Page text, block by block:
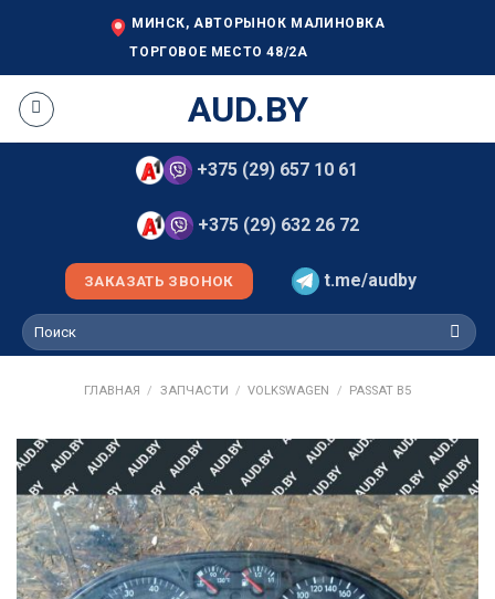
МИНСК, АВТОРЫНОК МАЛИНОВКА
ТОРГОВОЕ МЕСТО 48/2А
AUD.BY
+375 (29) 657 10 61
+375 (29) 632 26 72
ЗАКАЗАТЬ ЗВОНОК t.me/audby
Искать:
ГЛАВНАЯ / ЗАПЧАСТИ / VOLKSWAGEN / PASSAT B5